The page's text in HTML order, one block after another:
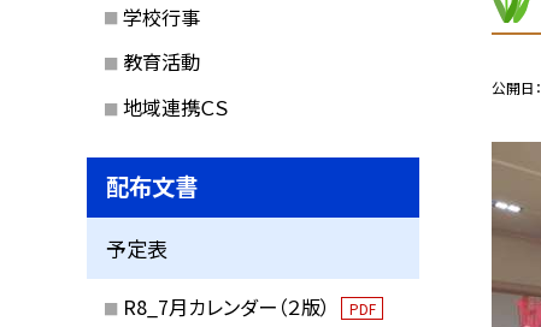
公開日
学校行事
教育活動
地域連携ＣＳ
配布文書
予定表
R8_7月カレンダー（２版） PDF